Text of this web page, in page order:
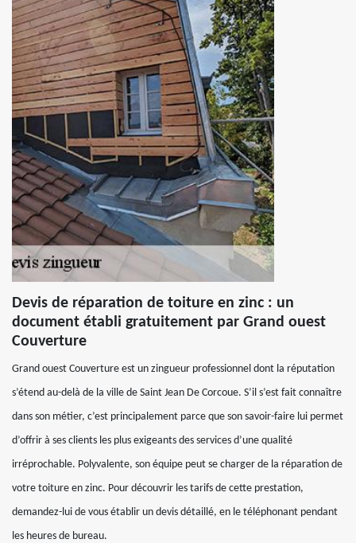
Devis de réparation de toiture en zinc : un
document établi gratuitement par Grand ouest
Couverture
Grand ouest Couverture est un zingueur professionnel dont la réputation
s’étend au-delà de la ville de Saint Jean De Corcoue. S’il s’est fait connaître
dans son métier, c’est principalement parce que son savoir-faire lui permet
d’offrir à ses clients les plus exigeants des services d’une qualité
irréprochable. Polyvalente, son équipe peut se charger de la réparation de
votre toiture en zinc. Pour découvrir les tarifs de cette prestation,
demandez-lui de vous établir un devis détaillé, en le téléphonant pendant
les heures de bureau.